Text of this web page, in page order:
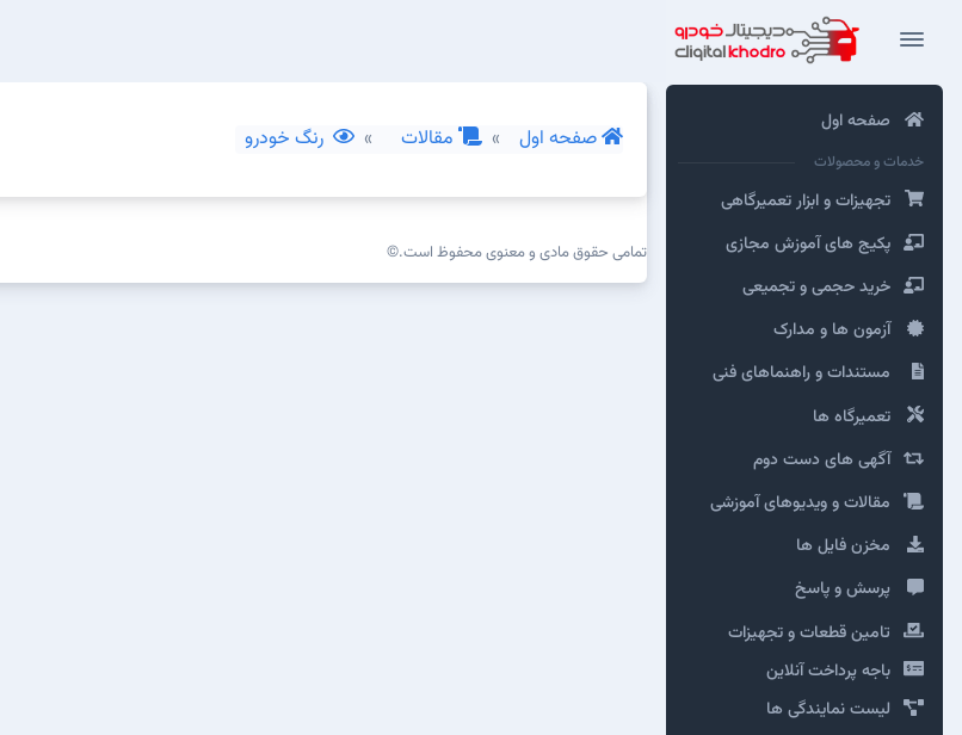
صفحه اول
خدمات و محصولات
تجهیزات و ابزار تعمیرگاهی
پکیج های آموزش مجازی
خرید حجمی و تجمیعی
آزمون ها و مدارک
مستندات و راهنماهای فنی
تعمیرگاه ها
آگهی های دست دوم
مقالات و ویدیوهای آموزشی
مخزن فایل ها
پرسش و پاسخ
تامین قطعات و تجهیزات
باجه پرداخت آنلاین
لیست نمایندگی ها
صفحه اول مقالات رنگ خودرو
تمامی حقوق مادی و معنوی محفوظ است.©